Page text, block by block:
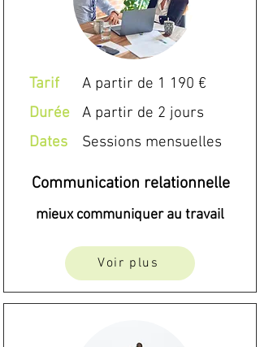
Tarif
A partir de 1 190 €
Durée
A partir de 2 jours
Dates
Sessions mensuelles
Communication relationnelle
mieux communiquer au travail
Voir plus